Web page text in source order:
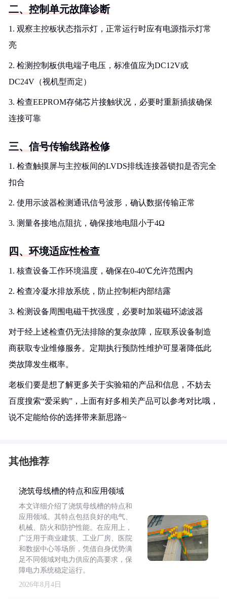
二、控制单元故障诊断
1. 观察主控板状态指示灯，正常运行时应有电源指示灯常
亮
2. 检测控制板供电端子电压，标准值应为DC12V或
DC24V（视机型而定）
3. 检查EEPROM存储芯片接触状况，必要时重新插拔确保
连接可靠
三、信号传输线路检修
1. 检查触摸屏与主控板间的LVDS排线连接器锁扣是否完全
扣合
2. 使用示波器检测通讯信号波形，确认数据传输正常
3. 测量各接地点阻抗，确保接地电阻小于4Ω
四、环境适应性检查
1. 核查设备工作环境温度，确保在0-40℃允许范围内
2. 检查冷凝水排放系统，防止控制柜内部结露
3. 检测设备周围电磁干扰强度，必要时加装磁环滤波器
对于经上述检查仍无法排除的复杂故障，应联系设备制造
商获取专业维修服务。定期执行预防性维护可显著降低此
类故障发生概率。
老板们要是想了解更多关于实验箱的产品和信息，不妨去
百度搜索“爱采购”，上面有好多相关产品可以参考对比哦，
说不定能给你的选择带来新思路~
其他推荐
浇筑母线槽的特点和应用领域
本文详细介绍了浇筑母线槽的特点和
应用领域。其特点包括良好的电气、
机械、防火和防护性能。在应用上，
广泛用于商业建筑、工业厂房、医院
和数据中心等场所，凭借自身优势满
足不同领域对电力供应的高要求，保
障电力系统稳定运行。
2026年8月4日